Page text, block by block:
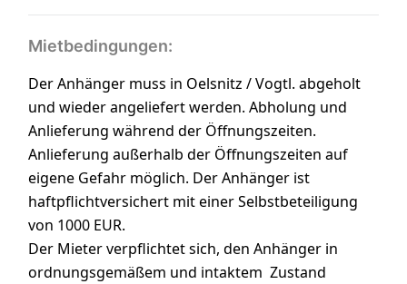
Mietbedingungen:
Der Anhänger muss in Oelsnitz / Vogtl. abgeholt
und wieder angeliefert werden. Abholung und
Anlieferung während der Öffnungszeiten.
Anlieferung außerhalb der Öffnungszeiten auf
eigene Gefahr möglich. Der Anhänger ist
haftpflichtversichert mit einer Selbstbeteiligung
von 1000 EUR.
Der Mieter verpflichtet sich, den Anhänger in
ordnungsgemäßem und intaktem Zustand